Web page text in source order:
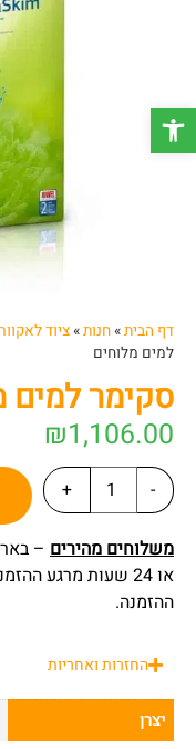
פתח סרגל נגישות
דף הבית»חנות»ציוד
למים מלוחים
סקימר למים
₪1,106.00
-
+
משלוחים מהירים –
ההזמנה.
החזרות ואחריות
יצרן